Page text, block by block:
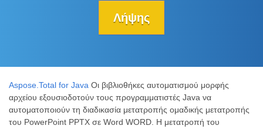
Λήψης
Aspose.Total for Java Οι βιβλιοθήκες αυτοματισμού μορφής
αρχείου εξουσιοδοτούν τους προγραμματιστές Java να
αυτοματοποιούν τη διαδικασία μετατροπής ομαδικής μετατροπής
του PowerPoint PPTX σε Word WORD. Η μετατροπή του